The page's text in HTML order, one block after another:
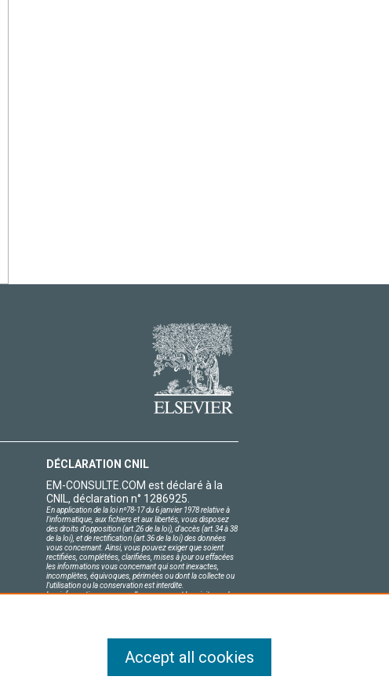
DÉCLARATION CNIL
EM-CONSULTE.COM est déclaré à la
CNIL, déclaration n° 1286925.
En application de la loi nº78-17 du 6 janvier 1978 relative à
l'informatique, aux fichiers et aux libertés, vous disposez
des droits d'opposition (art.26 de la loi), d'accès (art.34 à 38
de la loi), et de rectification (art.36 de la loi) des données
vous concernant. Ainsi, vous pouvez exiger que soient
rectifiées, complétées, clarifiées, mises à jour ou effacées
les informations vous concernant qui sont inexactes,
incomplètes, équivoques, périmées ou dont la collecte ou
l'utilisation ou la conservation est interdite.
Les informations personnelles concernant les visiteurs de
Accept all cookies